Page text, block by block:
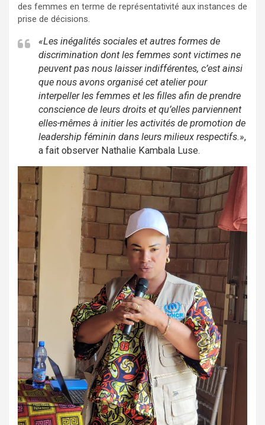
des femmes en terme de représentativité aux instances de
prise de décisions.
«Les inégalités sociales et autres formes de
discrimination dont les femmes sont victimes ne
peuvent pas nous laisser indifférentes, c’est ainsi
que nous avons organisé cet atelier pour
interpeller les femmes et les filles afin de prendre
conscience de leurs droits et qu’elles parviennent
elles-mêmes à initier les activités de promotion de
leadership féminin dans leurs milieux respectifs.»,
a fait observer Nathalie Kambala Luse.